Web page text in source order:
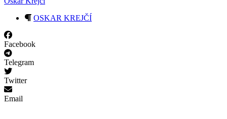
OSKAR KREJČÍ
Facebook
Telegram
Twitter
Email